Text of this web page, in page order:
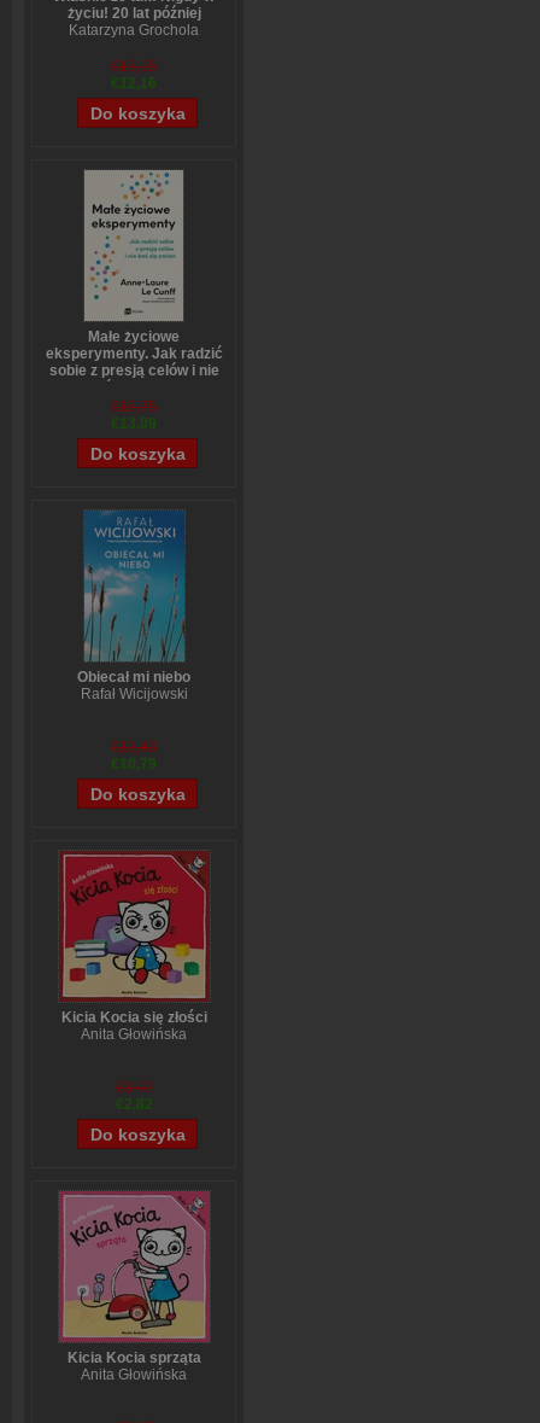
życiu! 20 lat później
Katarzyna Grochola
€15,15
€12,16
Małe życiowe
eksperymenty. Jak radzić
sobie z presją celów i nie
Anne-Laure LeCunff
€15,75
€13,89
Obiecał mi niebo
Rafał Wicijowski
€13,43
€10,79
Kicia Kocia się złości
Anita Głowińska
€3,47
€2,82
Kicia Kocia sprząta
Anita Głowińska